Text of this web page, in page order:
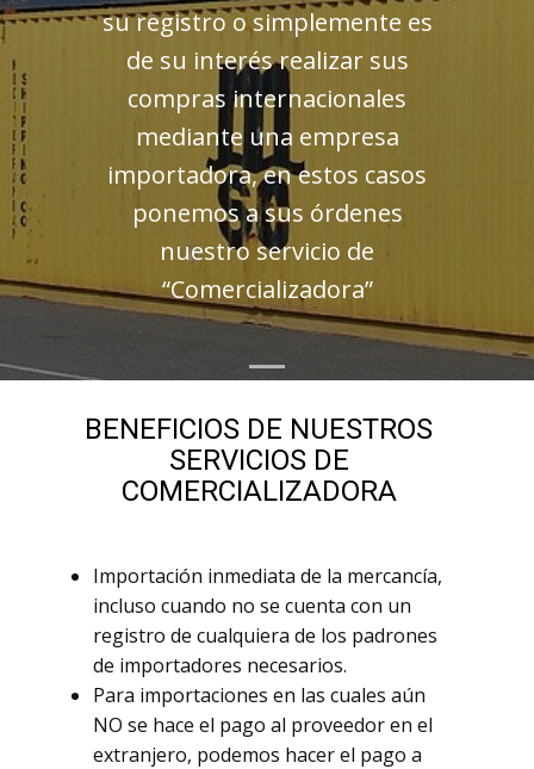
su registro o simplemente es
de su interés realizar sus
compras internacionales
mediante una empresa
importadora, en estos casos
ponemos a sus órdenes
nuestro servicio de
“Comercializadora”
BENEFICIOS DE NUESTROS
SERVICIOS DE
COMERCIALIZADORA
Importación inmediata de la mercancía,
incluso cuando no se cuenta con un
registro de cualquiera de los padrones
de importadores necesarios.
Para importaciones en las cuales aún
NO se hace el pago al proveedor en el
extranjero, podemos hacer el pago a